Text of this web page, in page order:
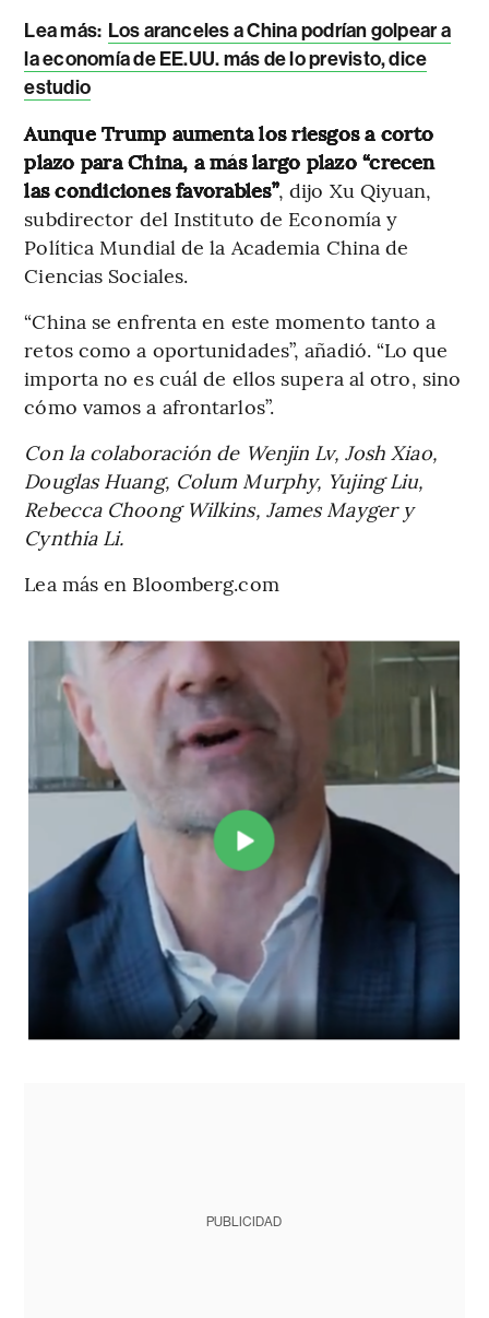
Lea más: Los aranceles a China podrían golpear a
la economía de EE.UU. más de lo previsto, dice
estudio
Aunque Trump aumenta los riesgos a corto
plazo para China, a más largo plazo “crecen
las condiciones favorables”, dijo Xu Qiyuan,
subdirector del Instituto de Economía y
Política Mundial de la Academia China de
Ciencias Sociales.
“China se enfrenta en este momento tanto a
retos como a oportunidades”, añadió. “Lo que
importa no es cuál de ellos supera al otro, sino
cómo vamos a afrontarlos”.
Con la colaboración de Wenjin Lv, Josh Xiao,
Douglas Huang, Colum Murphy, Yujing Liu,
Rebecca Choong Wilkins, James Mayger y
Cynthia Li.
Lea más en Bloomberg.com
PUBLICIDAD